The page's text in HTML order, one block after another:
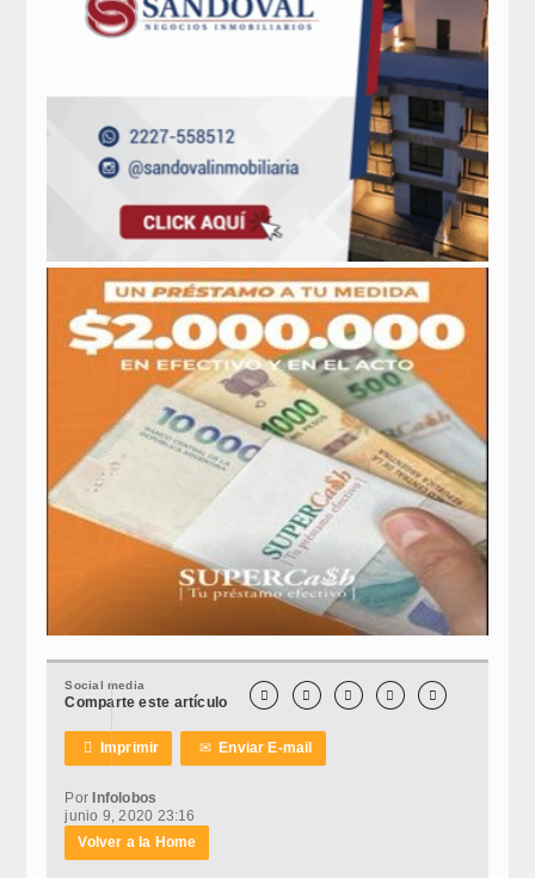
Social media
Comparte este artículo     
 Imprimir ✉Enviar E-mail
Por Infolobos
junio 9, 2020 23:16
Volver a la Home